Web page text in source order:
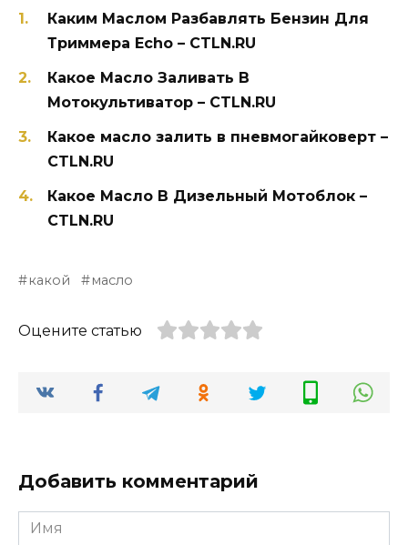
Каким Маслом Разбавлять Бензин Для
Триммера Echo – CTLN.RU
Какое Масло Заливать В
Мотокультиватор – CTLN.RU
Какое масло залить в пневмогайковерт –
CTLN.RU
Какое Масло В Дизельный Мотоблок –
CTLN.RU
какой масло
Оцените статью
Добавить комментарий
Имя